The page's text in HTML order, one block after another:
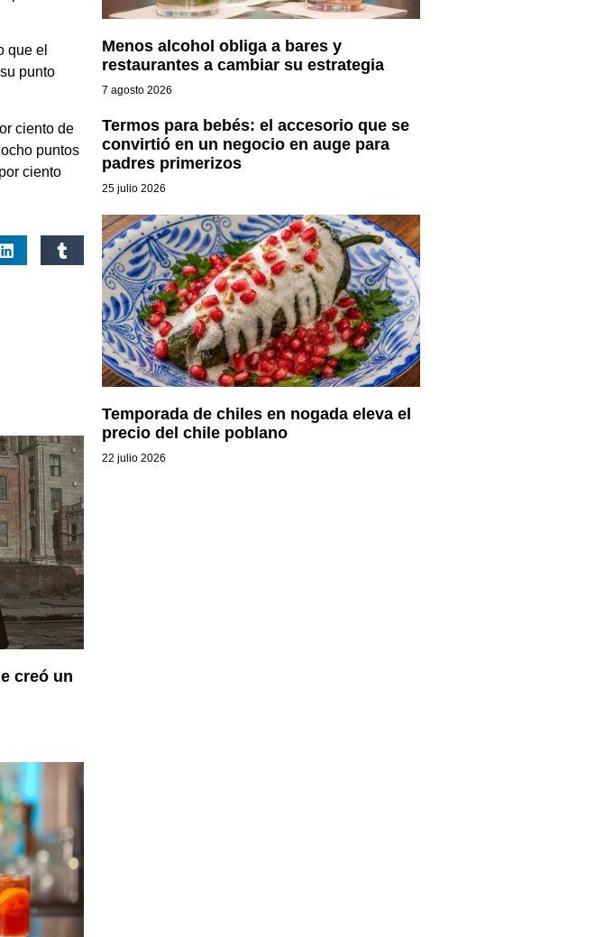
que el
punto
ciento de
puntos
ciento
creó un
Menos alcohol obliga a bares y
restaurantes a cambiar su estrategia
7 agosto 2026
Termos para bebés: el accesorio que se
convirtió en un negocio en auge para
padres primerizos
25 julio 2026
Temporada de chiles en nogada eleva el
precio del chile poblano
22 julio 2026